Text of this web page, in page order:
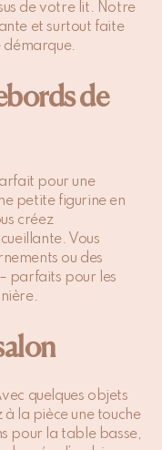
de votre lit. Notre
et surtout faite
démarque.
de
pour une
petite figurine en
créez
Vous
ou des
parfaits pour les
quelques objets
la pièce une touche
pour la table basse,